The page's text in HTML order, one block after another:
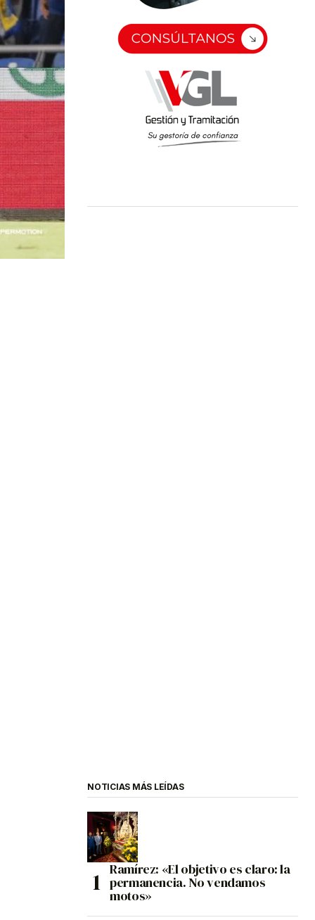
NOTICIAS MÁS LEÍDAS
Ramírez: «El objetivo es claro: la
permanencia. No vendamos
motos»